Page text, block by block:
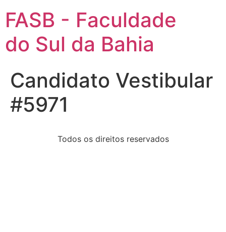
FASB - Faculdade
do Sul da Bahia
Candidato Vestibular
#5971
Todos os direitos reservados